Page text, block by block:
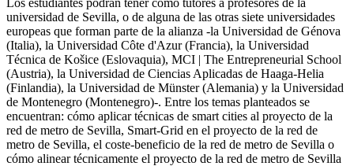
Los estudiantes podrán tener como tutores a profesores de la
universidad de Sevilla, o de alguna de las otras siete universidades
europeas que forman parte de la alianza -la Universidad de Génova
(Italia), la Universidad Côte d'Azur (Francia), la Universidad
Técnica de Košice (Eslovaquia), MCI | The Entrepreneurial School
(Austria), la Universidad de Ciencias Aplicadas de Haaga-Helia
(Finlandia), la Universidad de Münster (Alemania) y la Universidad
de Montenegro (Montenegro)-. Entre los temas planteados se
encuentran: cómo aplicar técnicas de smart cities al proyecto de la
red de metro de Sevilla, Smart-Grid en el proyecto de la red de
metro de Sevilla, el coste-beneficio de la red de metro de Sevilla o
cómo alinear técnicamente el proyecto de la red de metro de Sevilla